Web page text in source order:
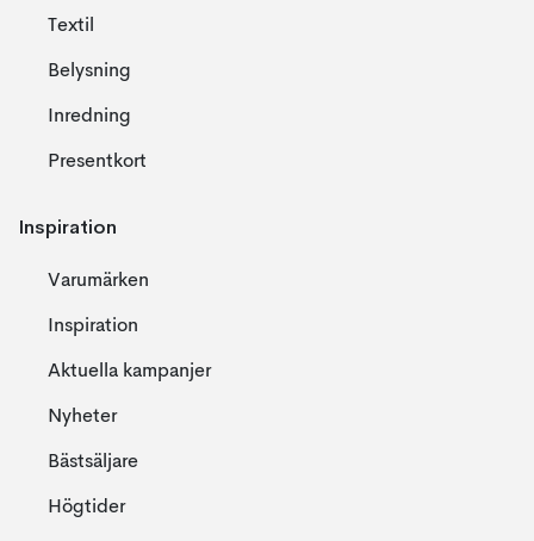
Textil
Belysning
Inredning
Presentkort
Inspiration
Varumärken
Inspiration
Aktuella kampanjer
Nyheter
Bästsäljare
Högtider